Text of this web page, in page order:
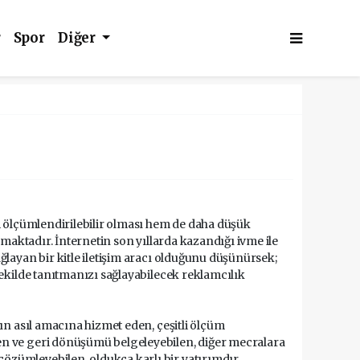
Spor Diğer
ölçümlendirilebilir olması hem de daha düşük
İnternetin son yıllarda kazandığı ivme ile
bir kitle iletişim aracı olduğunu düşünürsek;
tanıtmanızı sağlayabilecek reklamcılık
asıl amacına hizmet eden, çeşitli ölçüm
ve geri dönüşümü belgeleyebilen, diğer mecralara